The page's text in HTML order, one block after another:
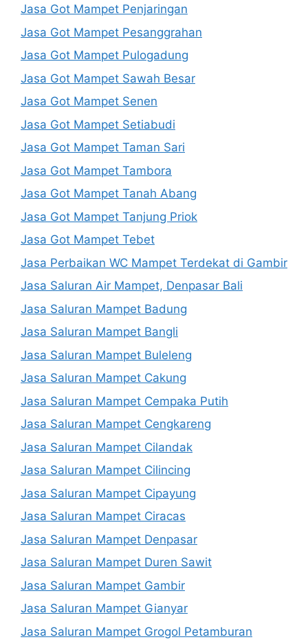
Jasa Got Mampet Penjaringan
Jasa Got Mampet Pesanggrahan
Jasa Got Mampet Pulogadung
Jasa Got Mampet Sawah Besar
Jasa Got Mampet Senen
Jasa Got Mampet Setiabudi
Jasa Got Mampet Taman Sari
Jasa Got Mampet Tambora
Jasa Got Mampet Tanah Abang
Jasa Got Mampet Tanjung Priok
Jasa Got Mampet Tebet
Jasa Perbaikan WC Mampet Terdekat di Gambir
Jasa Saluran Air Mampet, Denpasar Bali
Jasa Saluran Mampet Badung
Jasa Saluran Mampet Bangli
Jasa Saluran Mampet Buleleng
Jasa Saluran Mampet Cakung
Jasa Saluran Mampet Cempaka Putih
Jasa Saluran Mampet Cengkareng
Jasa Saluran Mampet Cilandak
Jasa Saluran Mampet Cilincing
Jasa Saluran Mampet Cipayung
Jasa Saluran Mampet Ciracas
Jasa Saluran Mampet Denpasar
Jasa Saluran Mampet Duren Sawit
Jasa Saluran Mampet Gambir
Jasa Saluran Mampet Gianyar
Jasa Saluran Mampet Grogol Petamburan